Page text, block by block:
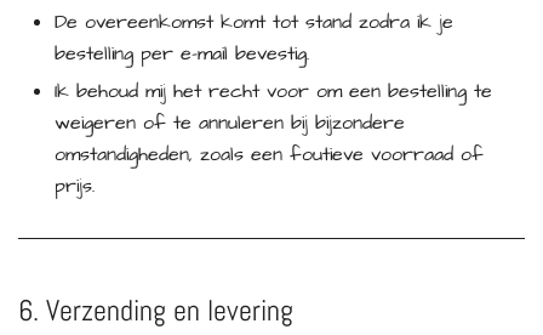
De overeenkomst komt tot stand zodra ik je
bestelling per e-mail bevestig.
Ik behoud mij het recht voor om een bestelling te
weigeren of te annuleren bij bijzondere
omstandigheden, zoals een foutieve voorraad of
prijs.
6. Verzending en levering